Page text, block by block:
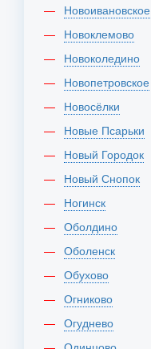
Новоивановское
Новоклемово
Новоколедино
Новопетровское
Новосёлки
Новые Псарьки
Новый Городок
Новый Снопок
Ногинск
Оболдино
Оболенск
Обухово
Огниково
Огуднево